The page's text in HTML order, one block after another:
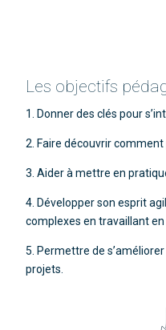
Les objectifs
1. Donner des clés pour
2. Faire découvrir
3. Aider à mettre en
4. Développer son esprit
complexes en travaillant en
5. Permettre de
projets.